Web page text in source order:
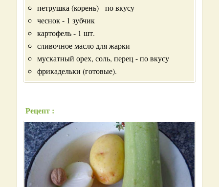
петрушка (корень) - по вкусу
чеснок - 1 зубчик
картофель - 1 шт.
сливочное масло для жарки
мускатный орех, соль, перец - по вкусу
фрикадельки (готовые).
Рецепт :